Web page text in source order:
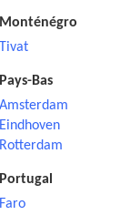
Monténégro
Tivat
Pays-Bas
Amsterdam
Eindhoven
Rotterdam
Portugal
Faro